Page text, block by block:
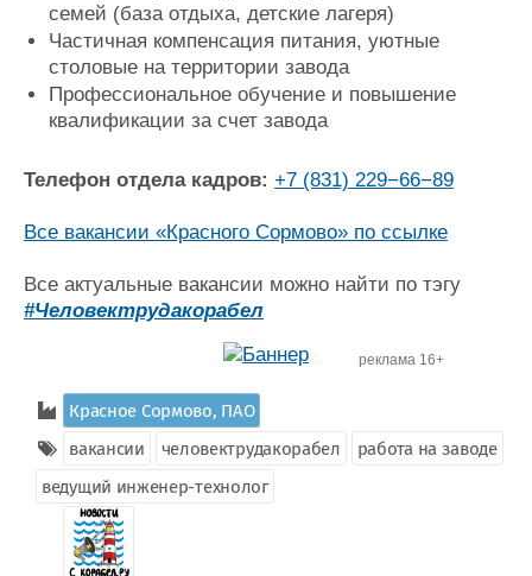
семей (база отдыха, детские лагеря)
Частичная компенсация питания, уютные
столовые на территории завода
Профессиональное обучение и повышение
квалификации за счет завода
Телефон отдела кадров: +7 (831) 229−66−89
Все вакансии «Красного Сормово» по ссылке
Все актуальные вакансии можно найти по тэгу
#Человектрудакорабел
реклама 16+
Красное Сормово, ПАО
вакансии
человектрудакорабел
работа на заводе
ведущий инженер-технолог